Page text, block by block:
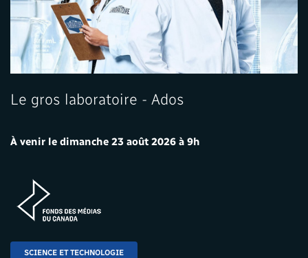
Le gros laboratoire - Ados
À venir le dimanche 23 août 2026 à 9h
SCIENCE ET TECHNOLOGIE